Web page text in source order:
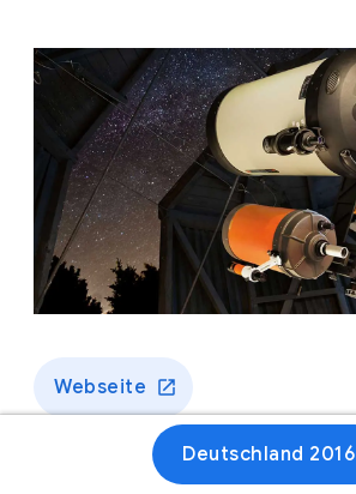
Webseite
Deutschland 2016